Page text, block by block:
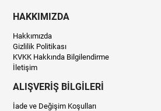
HAKKIMIZDA
Hakkımızda
Gizlilik Politikası
KVKK Hakkında Bilgilendirme
İletişim
ALIŞVERİŞ BİLGİLERİ
İade ve Değişim Koşulları